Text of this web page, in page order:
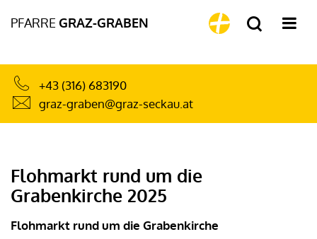
PFARRE GRAZ-GRABEN
+43 (316) 683190
graz-graben@graz-seckau.at
Flohmarkt rund um die
Grabenkirche 2025
Flohmarkt rund um die Grabenkirche